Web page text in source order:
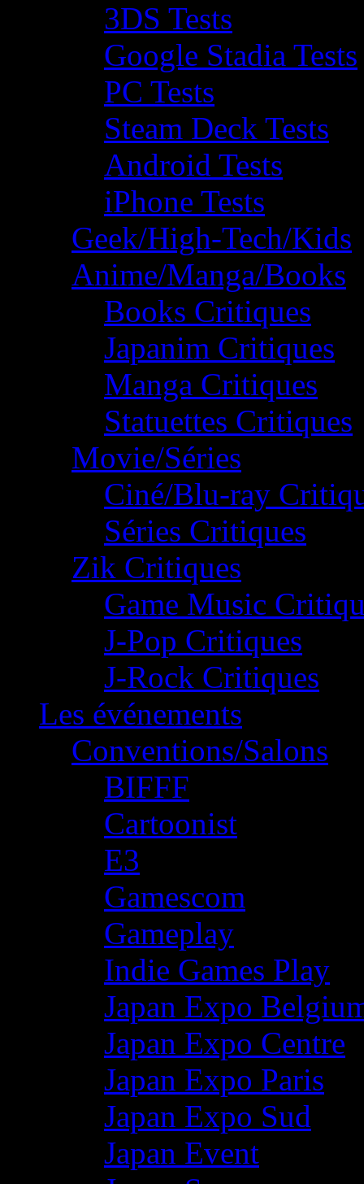
3DS Tests
Google Stadia Tests
PC Tests
Steam Deck Tests
Android Tests
iPhone Tests
Geek/High-Tech/Kids
Anime/Manga/Books
Books Critiques
Japanim Critiques
Manga Critiques
Statuettes Critiques
Movie/Séries
Ciné/Blu-ray
Séries Critiques
Zik Critiques
Game Music
J-Pop Critiques
J-Rock Critiques
Les événements
Conventions/Salons
BIFFF
Cartoonist
E3
Gamescom
Gameplay
Indie Games Play
Japan Expo
Japan Expo Centre
Japan Expo Paris
Japan Expo Sud
Japan Event